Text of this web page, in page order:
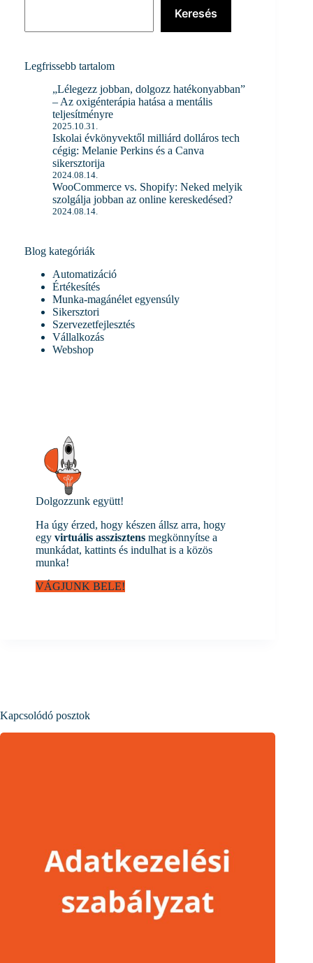
Keresés
Legfrissebb tartalom
„Lélegezz jobban, dolgozz hatékonyabban”
– Az oxigénterápia hatása a mentális
teljesítményre
2025.10.31.
Iskolai évkönyvektől milliárd dolláros tech
cégig: Melanie Perkins és a Canva
sikersztorija
2024.08.14.
WooCommerce vs. Shopify: Neked melyik
szolgálja jobban az online kereskedésed?
2024.08.14.
Blog kategóriák
Automatizáció
Értékesítés
Munka-magánélet egyensúly
Sikersztori
Szervezetfejlesztés
Vállalkozás
Webshop
Dolgozzunk együtt!
Ha úgy érzed, hogy készen állsz arra, hogy
egy virtuális asszisztens megkönnyítse a
munkádat, kattints és indulhat is a közös
munka!
VÁGJUNK BELE!
Kapcsolódó posztok